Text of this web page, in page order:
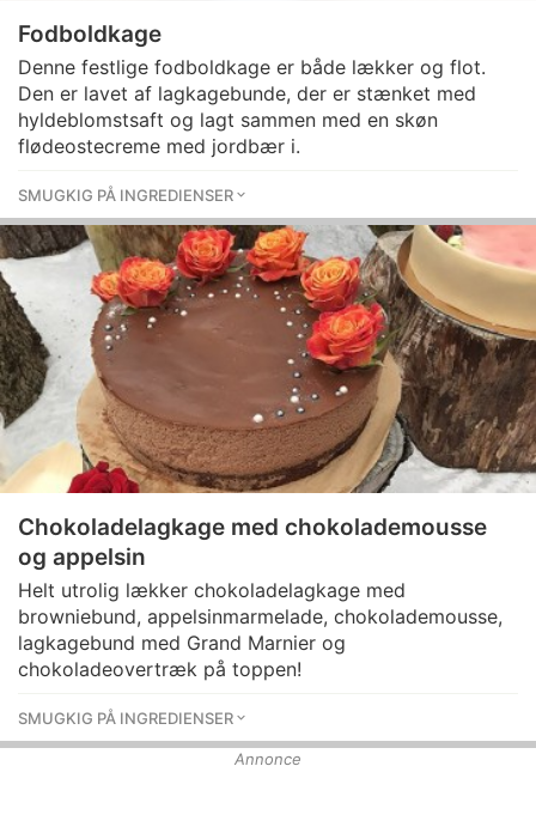
Fodboldkage
Denne festlige fodboldkage er både lækker og flot.
Den er lavet af lagkagebunde, der er stænket med
hyldeblomstsaft og lagt sammen med en skøn
flødeostecreme med jordbær i.
SMUGKIG PÅ INGREDIENSER
Chokoladelagkage med chokolademousse
og appelsin
Helt utrolig lækker chokoladelagkage med
browniebund, appelsinmarmelade, chokolademousse,
lagkagebund med Grand Marnier og
chokoladeovertræk på toppen!
SMUGKIG PÅ INGREDIENSER
Annonce